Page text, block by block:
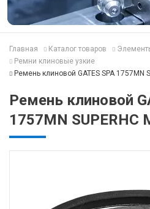
Главная Каталог товаров
Ремни клиновые узкие
Ремень клиновой GATES SPA 1757MN
Ремень клиновой
1757MN SUPERHC